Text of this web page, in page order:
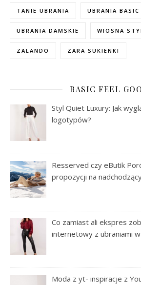
TANIE UBRANIA UBRANIA BASIC
UBRANIA DAMSKIE WIOSNA
ZALANDO ZARA SUKIENKI
BASIC FEEL
Styl Quiet Luxury: Jak
logotypów?
Resserved czy eButik
propozycji na
Co zamiast ali ekspres
internetowy z ubraniami
Moda z yt- inspiracje z